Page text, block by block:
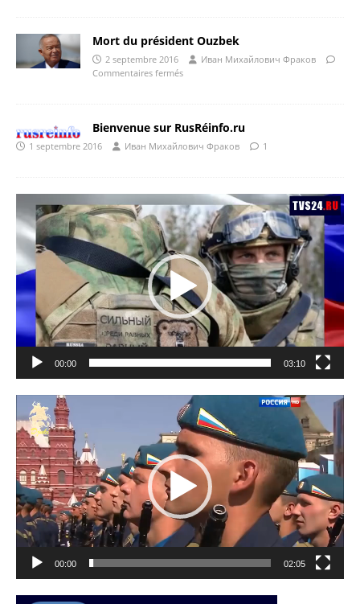
Mort du président Ouzbek
2 septembre 2016
Иван Михайлович Фраков
Commentaires fermés
Bienvenue sur RusRéinfo.ru
1 septembre 2016 Иван Михайлович Фраков 1
Lecteur
vidéo
00:00 03:10
Lecteur
vidéo
00:00 02:05